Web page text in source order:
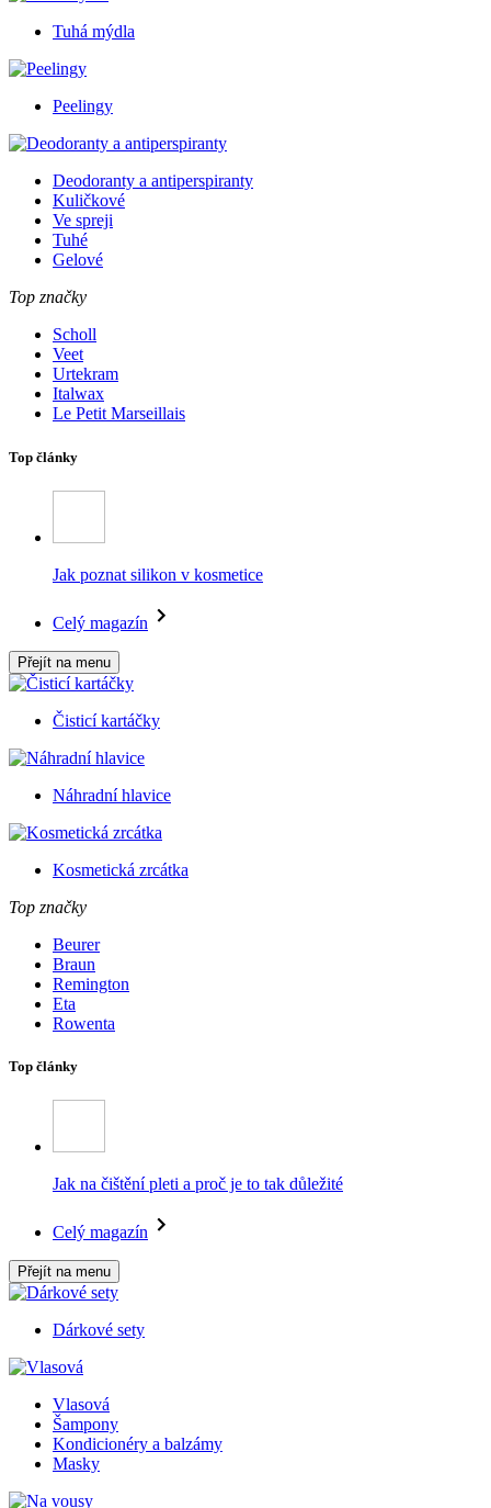
Tuhá mýdla
Peelingy
Deodoranty a antiperspiranty
Kuličkové
Ve spreji
Tuhé
Gelové
Top značky
Scholl
Veet
Urtekram
Italwax
Le Petit Marseillais
Top články
Jak poznat silikon v kosmetice
Celý magazín
Přejít na menu
Čisticí kartáčky
Náhradní hlavice
Kosmetická zrcátka
Top značky
Beurer
Braun
Remington
Eta
Rowenta
Top články
Jak na čištění pleti a proč je to tak důležité
Celý magazín
Přejít na menu
Dárkové sety
Vlasová
Šampony
Kondicionéry a balzámy
Masky